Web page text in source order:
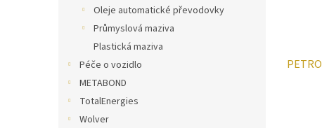
Oleje automatické převodovky
Průmyslová maziva
Plastická maziva
Péče o vozidlo
METABOND
TotalEnergies
Wolver